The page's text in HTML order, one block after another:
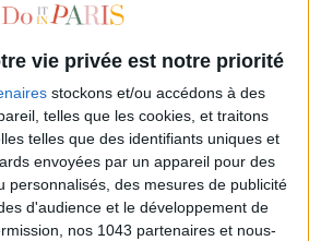
vie privée est notre priorité
stockons et/ou accédons à des
telles que les cookies, et traitons
telles que des identifiants uniques et
envoyées par un appareil pour des
personnalisés, des mesures de publicité
d'audience et le développement de
nos 1043 partenaires et nous-
ENJOYING AUGUST IN PARIS